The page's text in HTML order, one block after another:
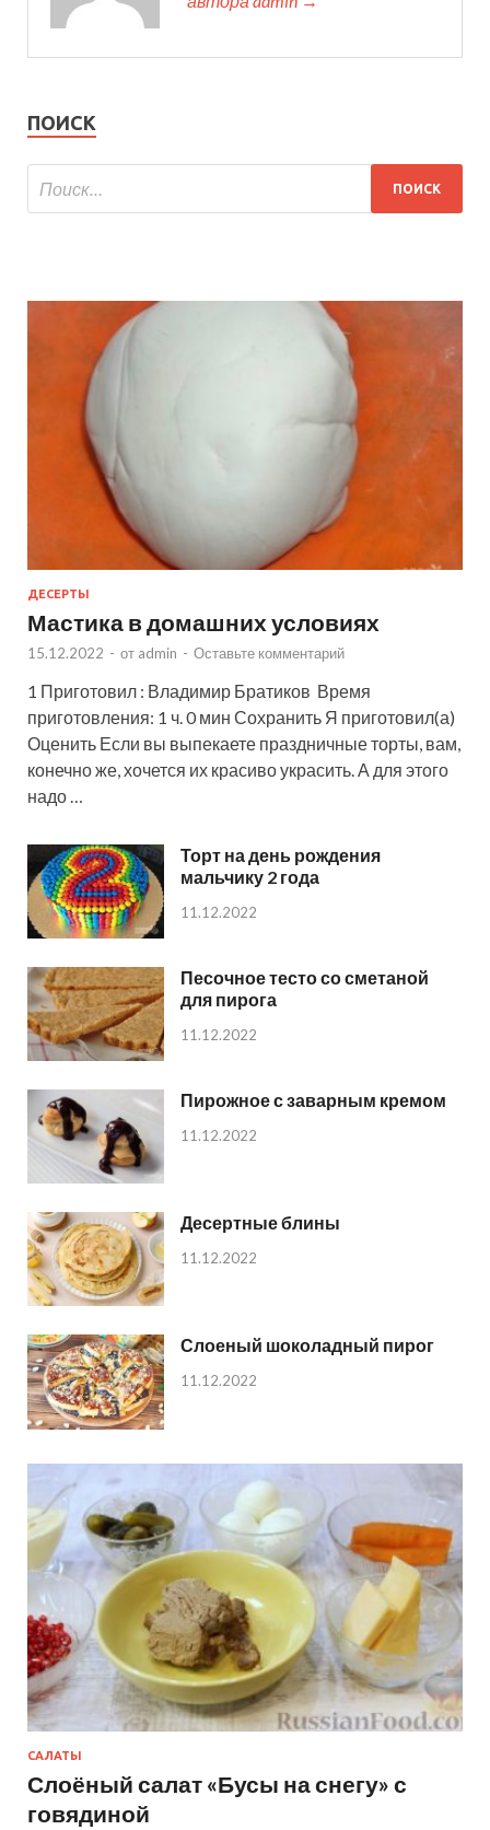
ПОИСК
ДЕСЕРТЫ
Мастика в домашних условиях
15.12.2022 - от admin - Оставьте комментарий
1 Приготовил : Владимир Братиков Время
приготовления: 1 ч. 0 мин Сохранить Я приготовил(а)
Оценить Если вы выпекаете праздничные торты, вам,
конечно же, хочется их красиво украсить. А для этого
надо …
Торт на день рождения
мальчику 2 года
11.12.2022
Песочное тесто со сметаной
для пирога
11.12.2022
Пирожное с заварным кремом
11.12.2022
Десертные блины
11.12.2022
Слоеный шоколадный пирог
11.12.2022
САЛАТЫ
Слоёный салат «Бусы на снегу» с
говядиной